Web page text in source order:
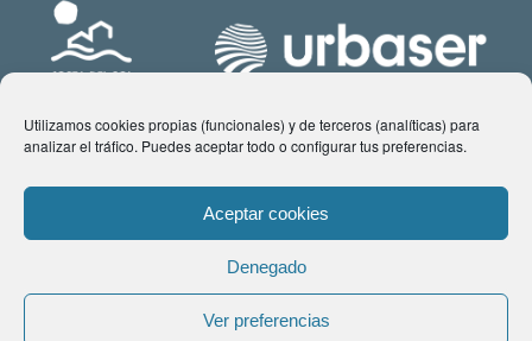
Utilizamos cookies propias (funcionales) y de terceros (analíticas) para
analizar el tráfico. Puedes aceptar todo o configurar tus preferencias.
Aceptar cookies
Denegado
Ver preferencias
© Copyright 2021 www.costadelsol.eco. Todos los derechos reservados |